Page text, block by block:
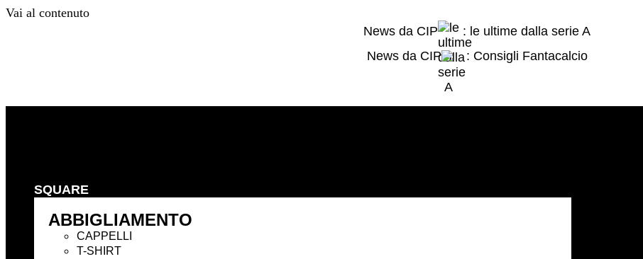
Vai al contenuto
News da CIP
: le ultime dalla serie A
News da CIP
: Consigli Fantacalcio
SQUARE
ABBIGLIAMENTO
CAPPELLI
T-SHIRT